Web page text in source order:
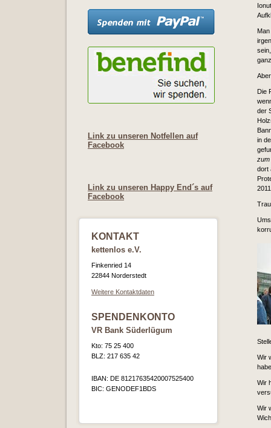
Link zu unseren Notfellen auf
Facebook
Link zu unseren Happy End´s auf
Facebook
KONTAKT
kettenlos e.V.
Finkenried 14
22844 Norderstedt
Weitere Kontaktdaten
SPENDENKONTO
VR Bank Süderlügum
Kto: 75 25 400
BLZ: 217 635 42
IBAN: DE 81217635420007525400
BIC: GENODEF1BDS
Die
der
in
zum
dort
Wir
Wir
Wir